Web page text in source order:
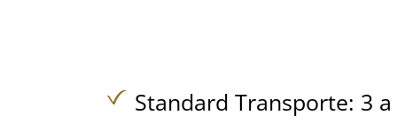
Standard Transporte: 3